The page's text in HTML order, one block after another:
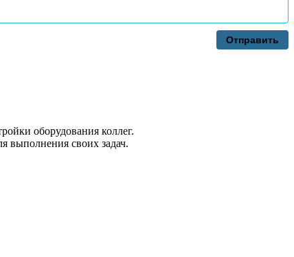
Отправить
оборудования коллег.
выполнения своих задач.